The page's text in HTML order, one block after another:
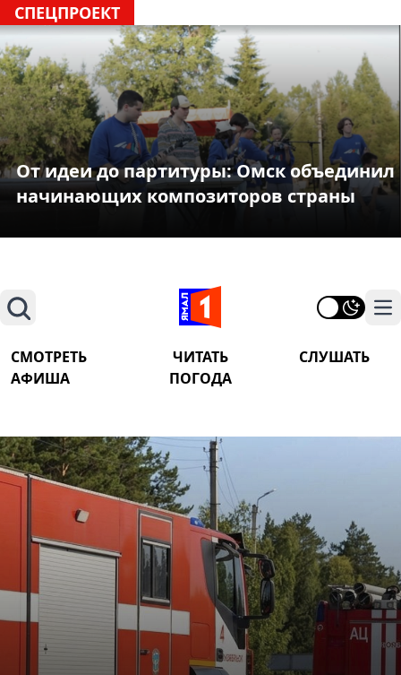
СПЕЦПРОЕКТ
От идеи до партитуры: Омск объединил
начинающих композиторов страны
Поиск
СМОТРЕТЬ ЧИТАТЬ
СЛУШАТЬ
АФИША
ПОГОДА